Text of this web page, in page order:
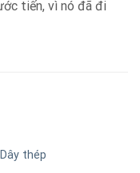
tiến, vì nó đã đi
Dây thép